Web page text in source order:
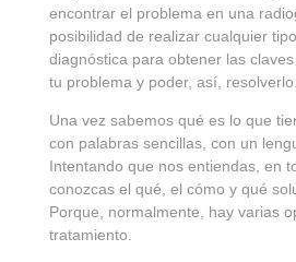
encontrar el problema en una
posibilidad de realizar cualquier
diagnóstica para obtener las
tu problema y poder, así, resolverlo.
Una vez sabemos qué es lo que
con palabras sencillas, con un
Intentando que nos entiendas, en
conozcas el qué, el cómo y qué
Porque, normalmente, hay varias
tratamiento.